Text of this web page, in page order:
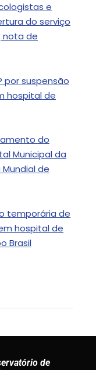
e
do serviço
nota de
por suspensão
hospital de
do
Municipal da
Mundial de
temporária de
hospital de
Brasil
de